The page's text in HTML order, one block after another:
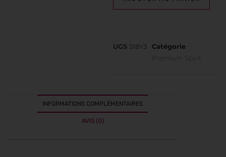
UGS 518Y3
Catégorie
Premium Spirit
INFORMATIONS COMPLÉMENTAIRES
AVIS (0)